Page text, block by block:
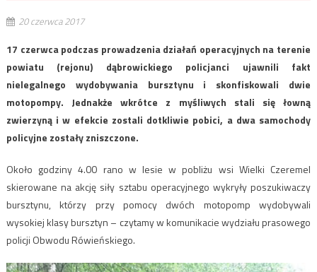
20 czerwca 2017
17 czerwca podczas prowadzenia działań operacyjnych na terenie
powiatu (rejonu) dąbrowickiego policjanci ujawnili fakt
nielegalnego wydobywania bursztynu i skonfiskowali dwie
motopompy. Jednakże wkrótce z myśliwych stali się łowną
zwierzyną i w efekcie zostali dotkliwie pobici, a dwa samochody
policyjne zostały zniszczone.
Około godziny 4.00 rano w lesie w pobliżu wsi Wielki Czeremel
skierowane na akcję siły sztabu operacyjnego wykryły poszukiwaczy
bursztynu, którzy przy pomocy dwóch motopomp wydobywali
wysokiej klasy bursztyn – czytamy w komunikacie wydziału prasowego
policji Obwodu Rówieńskiego.